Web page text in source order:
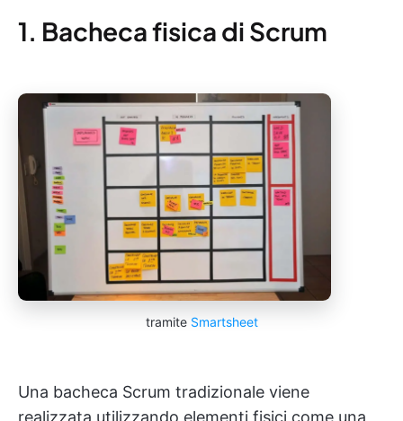
1. Bacheca fisica di Scrum
tramite Smartsheet
Una bacheca Scrum tradizionale viene
realizzata utilizzando elementi fisici come una